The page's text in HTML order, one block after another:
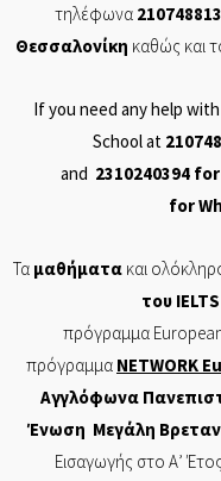
τηλέφωνα
Θεσσαλονίκη καθώς και
If you need any help
School at
and 2310240394 for
for
Τα μαθήματα και
του IELTS
πρόγραμμα
πρόγραμμα NETWORK
Αγγλόφωνα
Ένωση Μεγάλη
Εισαγωγής στο Α’